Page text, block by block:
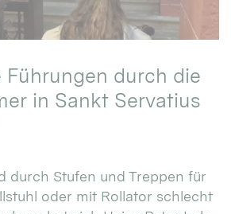
Führungen durch die
in Sankt Servatius
durch Stufen und Treppen für
oder mit Rollator schlecht